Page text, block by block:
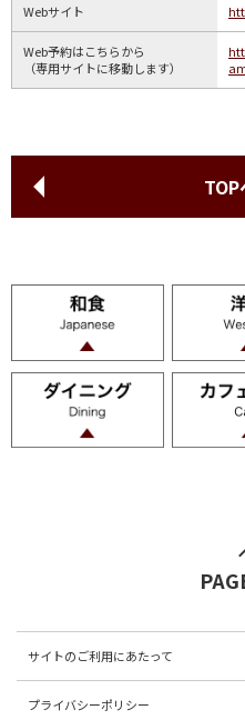
Webサイト
Web予約はこちらから
（専用サイトに移動します）
TOP
サイトのご利用にあたって
プライバシーポリシー